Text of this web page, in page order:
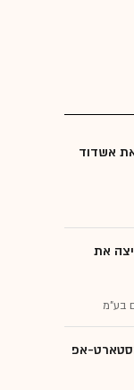
אשדוד
את
בע"מ
אפ